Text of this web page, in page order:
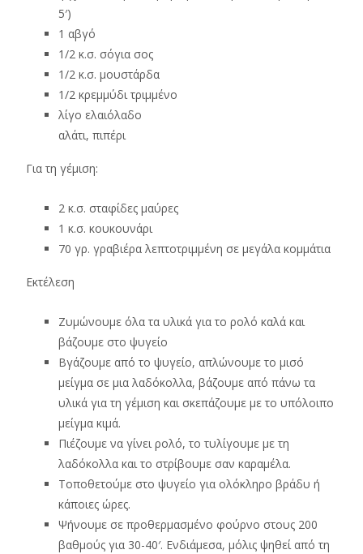
5′)
1 αβγό
1/2 κ.σ. σόγια σος
1/2 κ.σ. μουστάρδα
1/2 κρεμμύδι τριμμένο
λίγο ελαιόλαδο
αλάτι, πιπέρι
Για τη γέμιση:
2 κ.σ. σταφίδες μαύρες
1 κ.σ. κουκουνάρι
70 γρ. γραβιέρα λεπτοτριμμένη σε μεγάλα κομμάτια
Εκτέλεση
Ζυμώνουμε όλα τα υλικά για το ρολό καλά και
βάζουμε στο ψυγείο
Βγάζουμε από το ψυγείο, απλώνουμε το μισό
μείγμα σε μια λαδόκολλα, βάζουμε από πάνω τα
υλικά για τη γέμιση και σκεπάζουμε με το υπόλοιπο
μείγμα κιμά.
Πιέζουμε να γίνει ρολό, το τυλίγουμε με τη
λαδόκολλα και το στρίβουμε σαν καραμέλα.
Τοποθετούμε στο ψυγείο για ολόκληρο βράδυ ή
κάποιες ώρες.
Ψήνουμε σε προθερμασμένο φούρνο στους 200
βαθμούς για 30-40′. Ενδιάμεσα, μόλις ψηθεί από τη